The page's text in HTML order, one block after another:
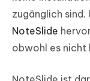
zugänglich
NoteSlide
obwohl es nicht